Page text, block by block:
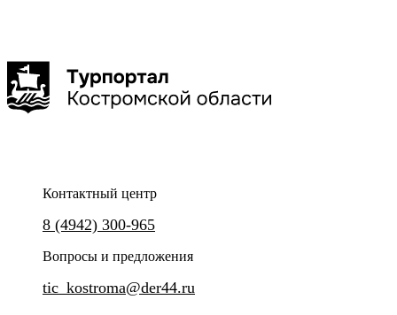
Уникальная прогулка по Костроме в необычном формате.
Контактный центр
8 (4942) 300-965
Вопросы и предложения
tic_kostroma@der44.ru